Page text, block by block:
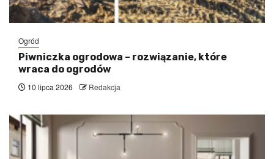
Ogród
Piwniczka ogrodowa – rozwiązanie, które
wraca do ogrodów
10 lipca 2026 Redakcja